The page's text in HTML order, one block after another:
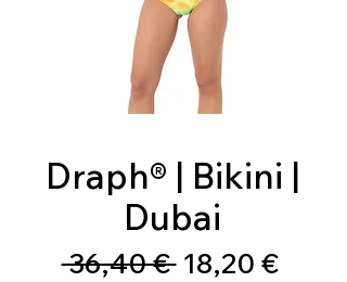
Draph® | Bikini |
Dubai
36,40 € Prezzo
18,20 €Prezzo